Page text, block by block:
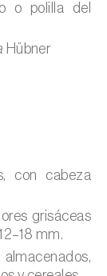
E.
o polilla del
Hübner
con cabeza
grisáceas
mm.